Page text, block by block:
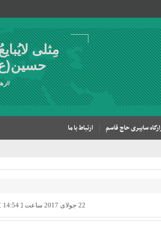
مِثلی
حسین(ع)
#
سایبری حاج قاسم
ارتباط با ما
22 جولای 2017 ساعت [ 14:54 ]